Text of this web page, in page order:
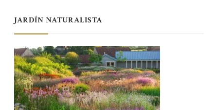
JARDÍN NATURALISTA